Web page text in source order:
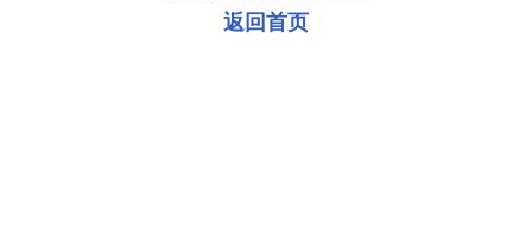
返回首页